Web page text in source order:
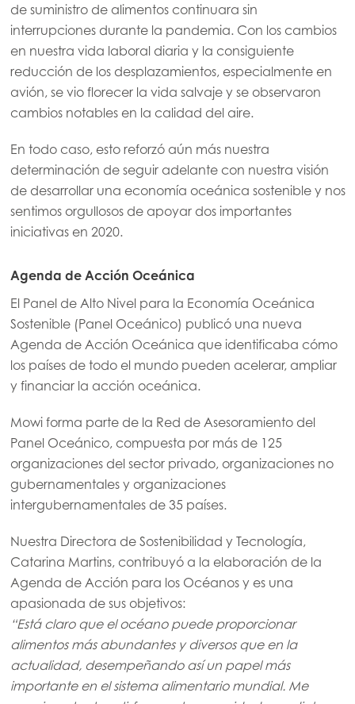
Mowi Global
Asia
Mowi Japan
de suministro de alimentos continuara sin
interrupciones durante la pandemia. Con los cambios
en nuestra vida laboral diaria y la consiguiente
reducción de los desplazamientos, especialmente en
avión, se vio florecer la vida salvaje y se observaron
cambios notables en la calidad del aire.
En todo caso, esto reforzó aún más nuestra
determinación de seguir adelante con nuestra visión
de desarrollar una economía oceánica sostenible y nos
sentimos orgullosos de apoyar dos importantes
iniciativas en 2020.
Agenda de Acción Oceánica
El Panel de Alto Nivel para la Economía Oceánica
Sostenible (Panel Oceánico) publicó una nueva
Agenda de Acción Oceánica que identificaba cómo
los países de todo el mundo pueden acelerar, ampliar
y financiar la acción oceánica.
Mowi forma parte de la Red de Asesoramiento del
Panel Oceánico, compuesta por más de 125
organizaciones del sector privado, organizaciones no
gubernamentales y organizaciones
intergubernamentales de 35 países.
Nuestra Directora de Sostenibilidad y Tecnología,
Catarina Martins, contribuyó a la elaboración de la
Agenda de Acción para los Océanos y es una
apasionada de sus objetivos:
“Está claro que el océano puede proporcionar
alimentos más abundantes y diversos que en la
actualidad, desempeñando así un papel más
importante en el sistema alimentario mundial. Me